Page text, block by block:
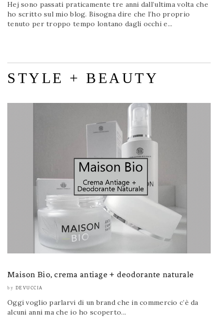
Hej sono passati praticamente tre anni dall’ultima volta che
ho scritto sul mio blog. Bisogna dire che l’ho proprio
tenuto per troppo tempo lontano dagli occhi e...
STYLE + BEAUTY
Maison Bio, crema antiage + deodorante naturale
by DEVUCCIA
Oggi voglio parlarvi di un brand che in commercio c’è da
alcuni anni ma che io ho scoperto...